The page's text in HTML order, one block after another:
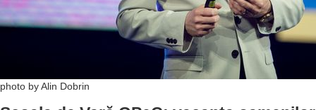
photo by Alin Dobrin